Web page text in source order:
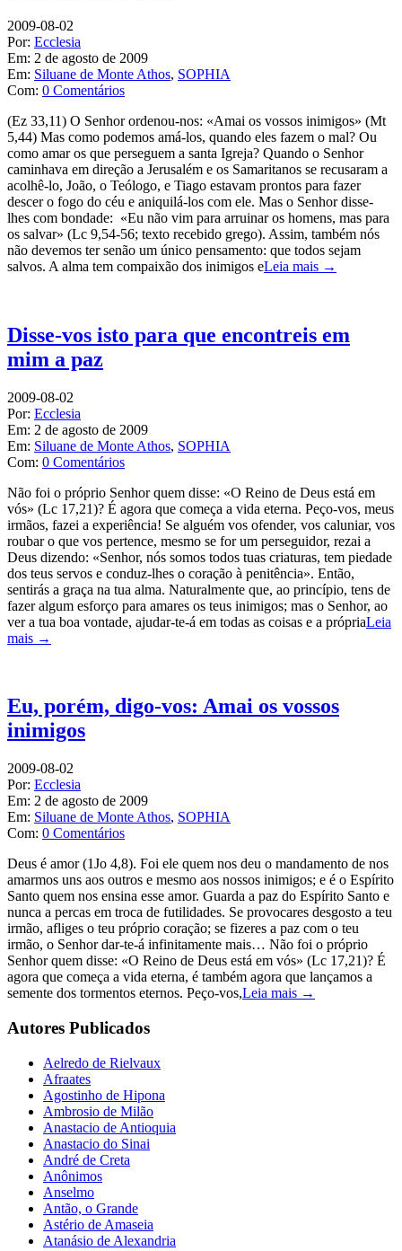
2009-08-02
Por: Ecclesia
Em: 2 de agosto de 2009
Em: Siluane de Monte Athos, SOPHIA
Com: 0 Comentários
(Ez 33,11) O Senhor ordenou-nos: «Amai os vossos inimigos» (Mt
5,44) Mas como podemos amá-los, quando eles fazem o mal? Ou
como amar os que perseguem a santa Igreja? Quando o Senhor
caminhava em direção a Jerusalém e os Samaritanos se recusaram a
acolhê-lo, João, o Teólogo, e Tiago estavam prontos para fazer
descer o fogo do céu e aniquilá-los com ele. Mas o Senhor disse-
lhes com bondade: «Eu não vim para arruinar os homens, mas para
os salvar» (Lc 9,54-56; texto recebido grego). Assim, também nós
não devemos ter senão um único pensamento: que todos sejam
salvos. A alma tem compaixão dos inimigos eLeia mais →
Disse-vos isto para que encontreis em
mim a paz
2009-08-02
Por: Ecclesia
Em: 2 de agosto de 2009
Em: Siluane de Monte Athos, SOPHIA
Com: 0 Comentários
Não foi o próprio Senhor quem disse: «O Reino de Deus está em
vós» (Lc 17,21)? É agora que começa a vida eterna. Peço-vos, meus
irmãos, fazei a experiência! Se alguém vos ofender, vos caluniar, vos
roubar o que vos pertence, mesmo se for um perseguidor, rezai a
Deus dizendo: «Senhor, nós somos todos tuas criaturas, tem piedade
dos teus servos e conduz-lhes o coração à penitência». Então,
sentirás a graça na tua alma. Naturalmente que, ao princípio, tens de
fazer algum esforço para amares os teus inimigos; mas o Senhor, ao
ver a tua boa vontade, ajudar-te-á em todas as coisas e a própriaLeia
mais →
Eu, porém, digo-vos: Amai os vossos
inimigos
2009-08-02
Por: Ecclesia
Em: 2 de agosto de 2009
Em: Siluane de Monte Athos, SOPHIA
Com: 0 Comentários
Deus é amor (1Jo 4,8). Foi ele quem nos deu o mandamento de nos
amarmos uns aos outros e mesmo aos nossos inimigos; e é o Espírito
Santo quem nos ensina esse amor. Guarda a paz do Espírito Santo e
nunca a percas em troca de futilidades. Se provocares desgosto a teu
irmão, afliges o teu próprio coração; se fizeres a paz com o teu
irmão, o Senhor dar-te-á infinitamente mais… Não foi o próprio
Senhor quem disse: «O Reino de Deus está em vós» (Lc 17,21)? É
agora que começa a vida eterna, é também agora que lançamos a
semente dos tormentos eternos. Peço-vos,Leia mais →
Autores Publicados
Aelredo de Rielvaux
Afraates
Agostinho de Hipona
Ambrosio de Milão
Anastacio de Antioquia
Anastacio do Sinai
André de Creta
Anônimos
Anselmo
Antão, o Grande
Astério de Amaseia
Atanásio de Alexandria